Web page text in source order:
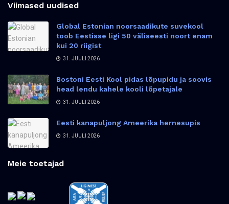
Viimased uudised
Global Estonian noorsaadikute suvekool
toob Eestisse ligi 50 väliseesti noort enam
kui 20 riigist
31. JUULI 2026
Bostoni Eesti Kool pidas lõpupidu ja soovis
head lendu kahele kooli lõpetajale
31. JUULI 2026
Eesti kanapuljong Ameerika hernesupis
31. JUULI 2026
Meie toetajad